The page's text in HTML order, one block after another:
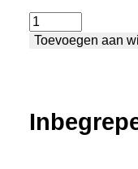
Pakket
Tools
Toevoegen aan